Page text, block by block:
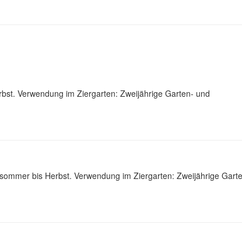
Verwendung im Ziergarten: Zweijährige Garten- und
bis Herbst. Verwendung im Ziergarten: Zweijährige